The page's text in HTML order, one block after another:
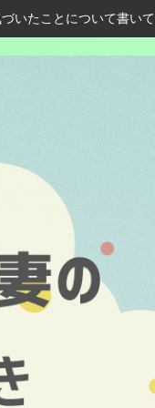
いたことについて書い